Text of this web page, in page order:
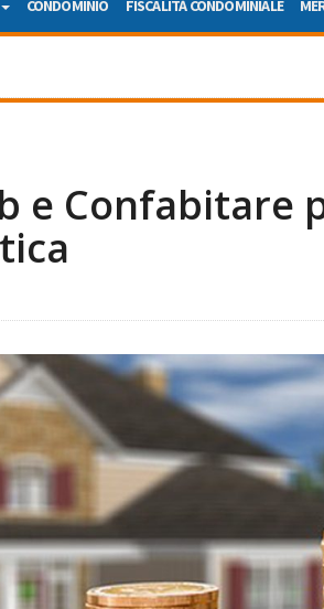
CONDOMINIO FISCALITÀ CONDOMINIALE
e Confabitare